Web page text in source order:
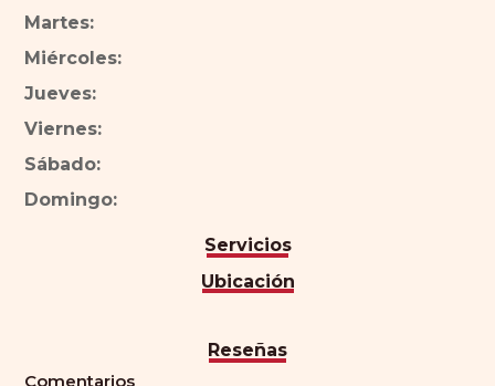
Martes:
Miércoles:
Jueves:
Viernes:
Sábado:
Domingo:
Servicios
Ubicación
Reseñas
Comentarios